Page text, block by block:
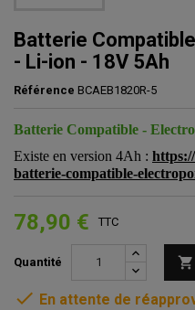
Batterie
- Li-ion - 18V 5Ah
Référence BCAEB1820R-5
Batterie Compatible -
Existe en version 4Ah :
batterie-compatible-
78,90 € TTC
Quantité 
 En attente de